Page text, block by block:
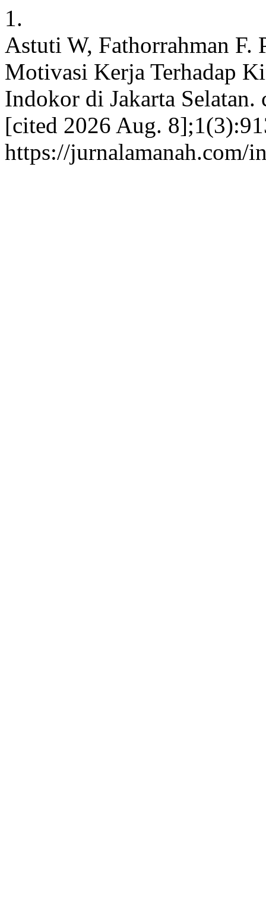
1.
Astuti W, Fathorrahman F.
Motivasi Kerja Terhadap
Indokor di Jakarta
[cited 2026 Aug.
https://jurnalamanah.com/